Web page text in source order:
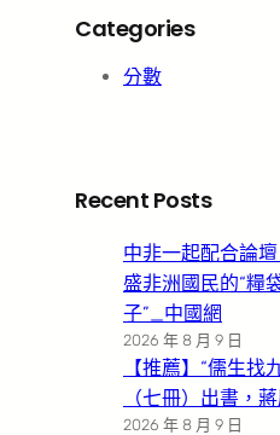
Categories
分數
Recent Posts
中非一起配合論
盛非洲國民的“糧
子”_中國網
2026 年 8 月 9 日
【推薦】“儒生找
（七冊）出書，
2026 年 8 月 9 日